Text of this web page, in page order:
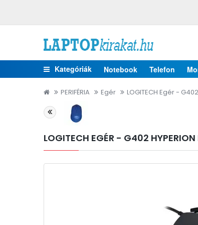
Kategóriák Notebook Telefon
PERIFÉRIA Egér LOGITECH Egér -
LOGITECH EGÉR - G402 HYPERION